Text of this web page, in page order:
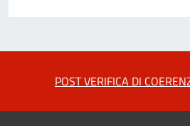
POST VERIFICA DI